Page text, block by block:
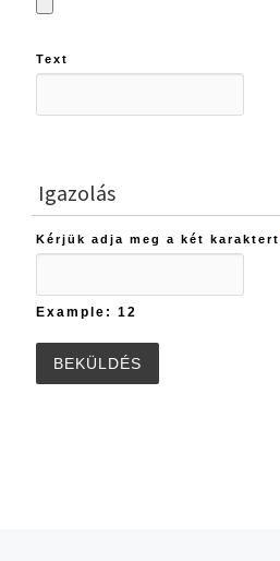
Text
Igazolás
Kérjük adja meg a két karaktert
Example: 12